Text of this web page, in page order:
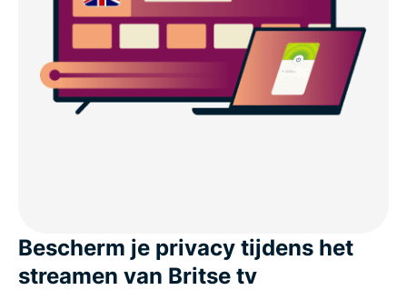
Hoe je een Brits IP-adres krijgt met ExpressVPN
Wat mensen zeggen over ExpressVPN
risico
Bescherm je privacy tijdens het
streamen van Britse tv